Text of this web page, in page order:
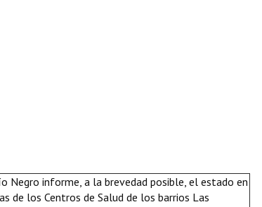
Negro informe, a la brevedad posible, el estado en
de los Centros de Salud de los barrios Las